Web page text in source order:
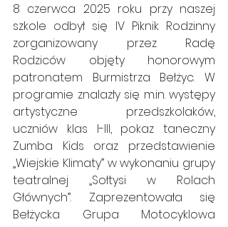
8 czerwca 2025 roku przy naszej
szkole odbył się IV Piknik Rodzinny
zorganizowany przez Radę
Rodziców objęty honorowym
patronatem Burmistrza Bełżyc. W
programie znalazły się m.in. występy
artystyczne przedszkolaków,
uczniów klas I-III, pokaz taneczny
Zumba Kids oraz przedstawienie
„Wiejskie Klimaty” w wykonaniu grupy
teatralnej „Sołtysi w Rolach
Głównych”. Zaprezentowała się
Bełżycka Grupa Motocyklowa